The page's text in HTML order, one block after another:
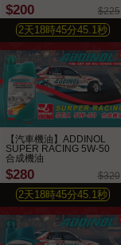
$200 $225
2天18時45分43.3秒
【汽車機油】ADDINOL
SUPER RACING 5W-50
合成機油
$280 $320
2天18時45分43.3 秒